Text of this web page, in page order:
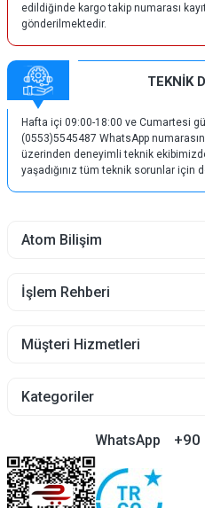
edildiğinde kargo takip numarası
gönderilmektedir.
TEKNİK
Hafta içi 09:00-18:00 ve Cumartesi
(0553)5545487 WhatsApp
üzerinden deneyimli teknik
yaşadığınız tüm teknik sorunlar için
Atom Bilişim
İşlem Rehberi
Müşteri Hizmetleri
Kategoriler
WhatsApp +90